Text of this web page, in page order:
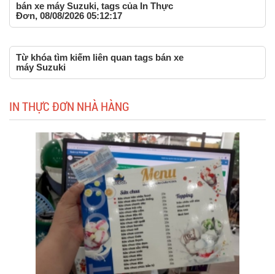
bán xe máy Suzuki, tags của In Thực
Đơn, 08/08/2026 05:12:17
Từ khóa tìm kiếm liên quan tags bán xe
máy Suzuki
IN THỰC ĐƠN NHÀ HÀNG